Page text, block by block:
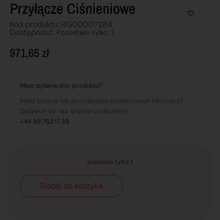
Przyłącze Ciśnieniowe
Kod produktu: RG00007284
Dostępnosć: Pozostało tylko: 1
971,65 zł
Masz pytania dot. produktu?
Masz pytania lub potrzebujesz dodatkowych informacji?
Zadzwoń do nas, chętnie pomożemy!
+48 89 762 17 39
pozostało tylko: 1
Dodaj do koszyka